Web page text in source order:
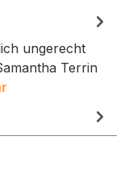
ungerecht
Terrin